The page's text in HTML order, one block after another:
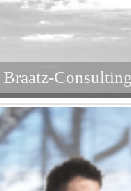
Braatz-Consulting